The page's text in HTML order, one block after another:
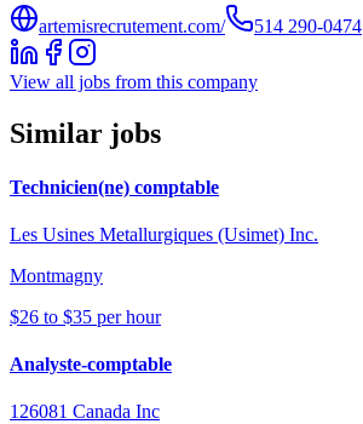
artemisrecrutement.com/ 514 290-0474
View all jobs from this company
Similar jobs
Technicien(ne) comptable
Les Usines Metallurgiques (Usimet) Inc.
Montmagny
$26 to $35 per hour
Analyste-comptable
126081 Canada Inc